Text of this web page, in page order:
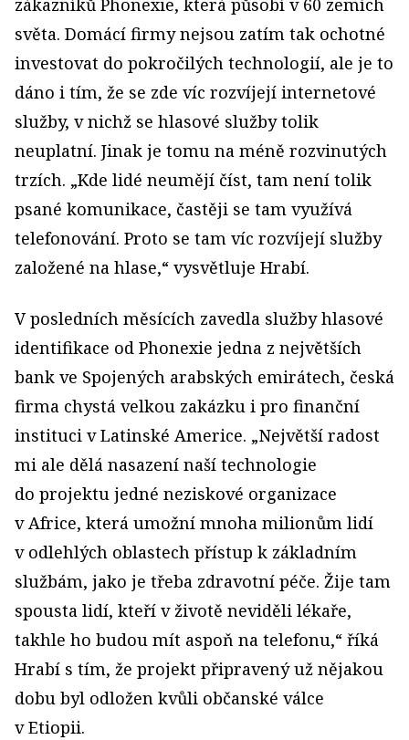
zákazníků Phonexie, která působí v 60 zemích
světa. Domácí firmy nejsou zatím tak ochotné
investovat do pokročilých technologií, ale je to
dáno i tím, že se zde víc rozvíjejí internetové
služby, v nichž se hlasové služby tolik
neuplatní. Jinak je tomu na méně rozvinutých
trzích. „Kde lidé neumějí číst, tam není tolik
psané komunikace, častěji se tam využívá
telefonování. Proto se tam víc rozvíjejí služby
založené na hlase,“ vysvětluje Hrabí.
V posledních měsících zavedla služby hlasové
identifikace od Phonexie jedna z největších
bank ve Spojených arabských emirátech, česká
firma chystá velkou zakázku i pro finanční
instituci v Latinské Americe. „Největší radost
mi ale dělá nasazení naší technologie
do projektu jedné neziskové organizace
v Africe, která umožní mnoha milionům lidí
v odlehlých oblastech přístup k základním
službám, jako je třeba zdravotní péče. Žije tam
spousta lidí, kteří v životě neviděli lékaře,
takhle ho budou mít aspoň na telefonu,“ říká
Hrabí s tím, že projekt připravený už nějakou
dobu byl odložen kvůli občanské válce
v Etiopii.